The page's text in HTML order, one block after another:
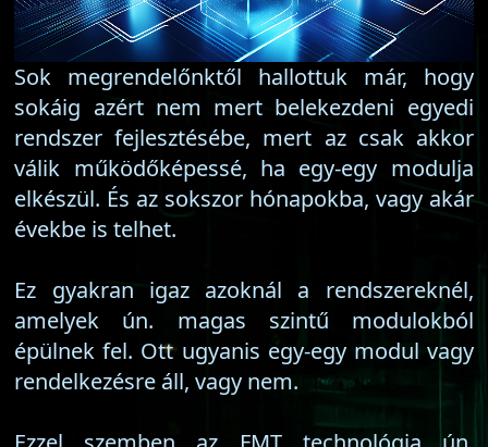
Sok megrendelőnktől hallottuk már, hogy
sokáig azért nem mert belekezdeni egyedi
rendszer fejlesztésébe, mert az csak akkor
válik működőképessé, ha egy-egy modulja
elkészül. És az sokszor hónapokba, vagy akár
évekbe is telhet.
Ez gyakran igaz azoknál a rendszereknél,
amelyek ún. magas szintű modulokból
épülnek fel. Ott ugyanis egy-egy modul vagy
rendelkezésre áll, vagy nem.